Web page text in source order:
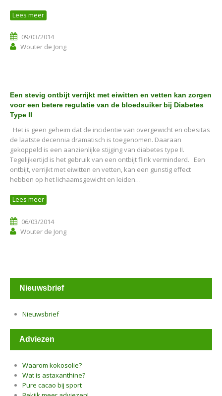
Lees meer
09/03/2014
Wouter de Jong
Een stevig ontbijt verrijkt met eiwitten en vetten kan zorgen
voor een betere regulatie van de bloedsuiker bij Diabetes
Type II
Het is geen geheim dat de incidentie van overgewicht en obesitas
de laatste decennia dramatisch is toegenomen. Daaraan
gekoppeld is een aanzienlijke stijging van diabetes type II.
Tegelijkertijd is het gebruik van een ontbijt flink verminderd. Een
ontbijt, verrijkt met eiwitten en vetten, kan een gunstig effect
hebben op het lichaamsgewicht en leiden…
Lees meer
06/03/2014
Wouter de Jong
Nieuwsbrief
Nieuwsbrief
Adviezen
Waarom kokosolie?
Wat is astaxanthine?
Pure cacao bij sport